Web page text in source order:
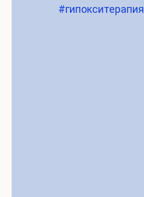
#гипокситерапия